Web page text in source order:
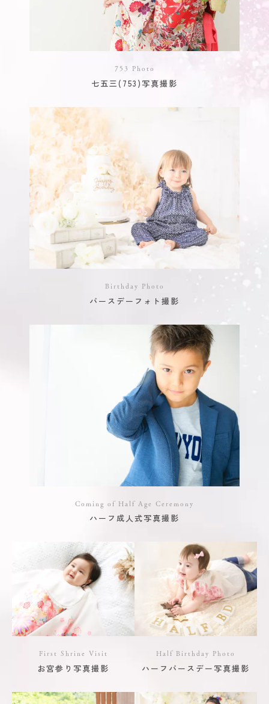
753 Photo
七五三(753)写真撮影
Birthday Photo
バースデーフォト撮影
Coming of Half Age Ceremony
ハーフ成人式写真撮影
First Shrine Visit
お宮参り写真撮影
Half Birthday Photo
ハーフバースデー写真撮影